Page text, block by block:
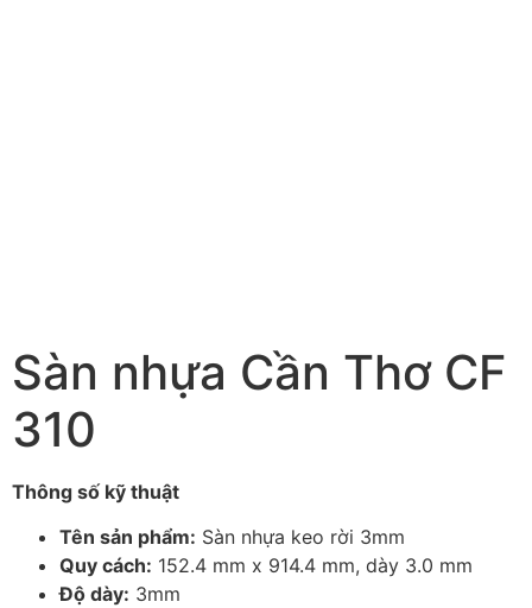
Sàn nhựa Cần Thơ CF
310
Thông số kỹ thuật
Tên sản phẩm: Sàn nhựa keo rời 3mm
Quy cách: 152.4 mm x 914.4 mm, dày 3.0 mm
Độ dày: 3mm